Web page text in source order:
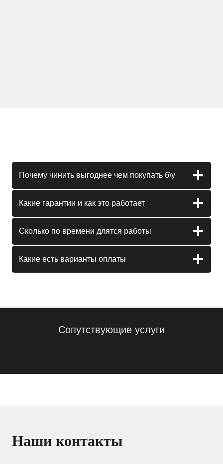
Почему чинить выгоднее чем покупать б\у
Какие гарантии и как это работает
Сколько по времени длятся работы
Какие есть варианты оплаты
Сопутствующие услуги
Наши контакты